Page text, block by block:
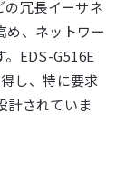
冗長イーサネ
め、ネットワー
EDS-G516E
し、特に要求
計されていま